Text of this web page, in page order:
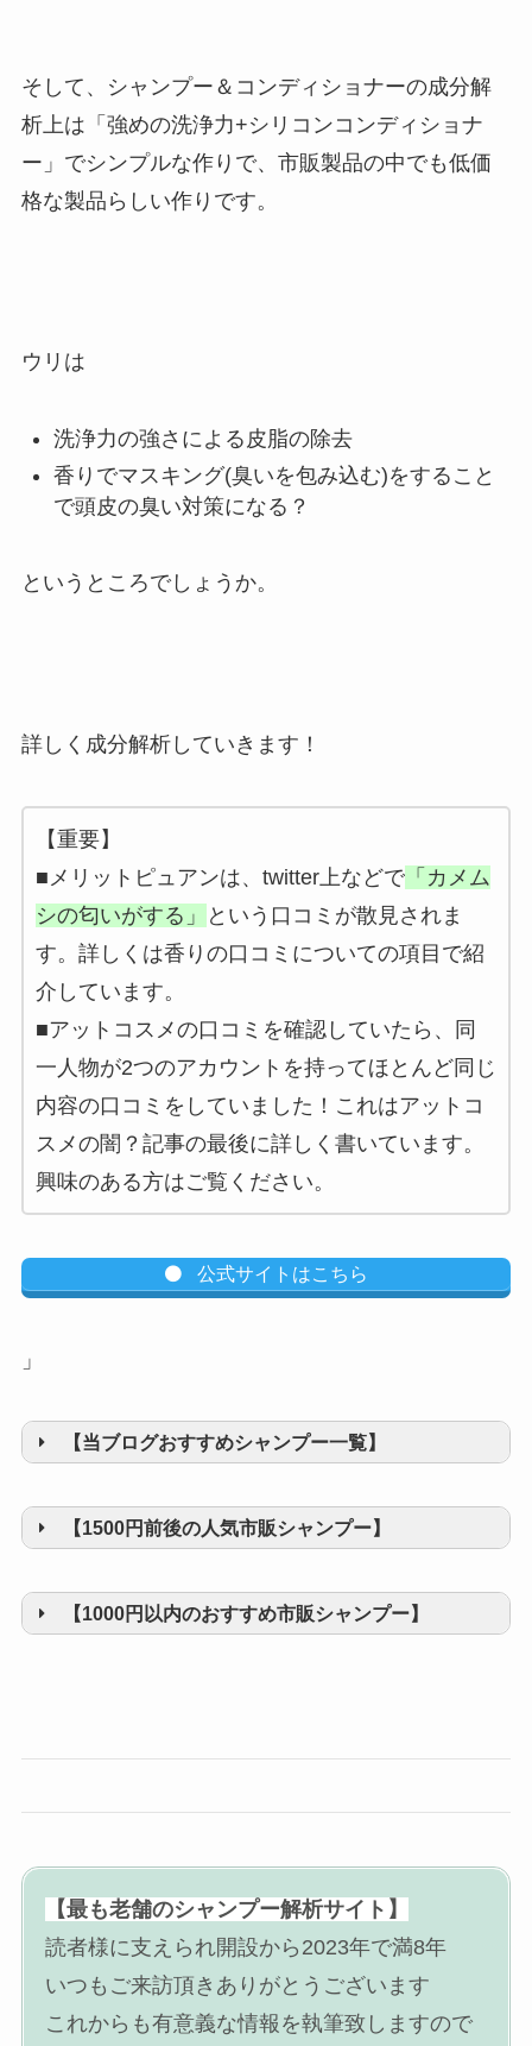
そして、シャンプー＆コンディショナーの成分解
析上は「強めの洗浄力+シリコンコンディショナ
ー」でシンプルな作りで、市販製品の中でも低価
格な製品らしい作りです。
ウリは
洗浄力の強さによる皮脂の除去
香りでマスキング(臭いを包み込む)をすること
で頭皮の臭い対策になる？
というところでしょうか。
詳しく成分解析していきます！
【重要】
■メリットピュアンは、twitter上などで「カメム
シの匂いがする」
という口コミが散見されま
す。詳しくは香りの口コミについての項目で紹
介しています。
■アットコスメの口コミを確認していたら、同
一人物が2つのアカウントを持ってほとんど同じ
内容の口コミをしていました！これはアットコ
スメの闇？記事の最後に詳しく書いています。
興味のある方はご覧ください。
公式サイトはこちら
」
【当ブログおすすめシャンプー一覧】
【1500円前後の人気市販シャンプー】
【1000円以内のおすすめ市販シャンプー】
【最も老舗のシャンプー解析サイト】
読者様に支えられ開設から2023年で満8年
いつもご来訪頂きありがとうございます
これからも有意義な情報を執筆致しますので